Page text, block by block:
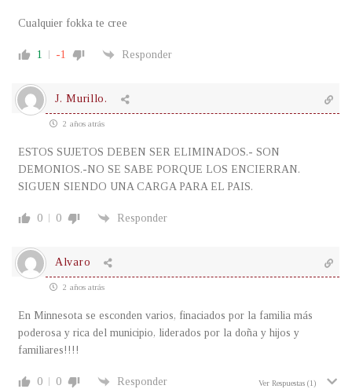
Cualquier fokka te cree
1 -1 Responder
J. Murillo.
2 años atrás
ESTOS SUJETOS DEBEN SER ELIMINADOS.- SON
DEMONIOS.-NO SE SABE PORQUE LOS ENCIERRAN.
SIGUEN SIENDO UNA CARGA PARA EL PAIS.
0 0 Responder
Alvaro
2 años atrás
En Minnesota se esconden varios, finaciados por la familia más
poderosa y rica del municipio, liderados por la doña y hijos y
familiares!!!!
0 0 Responder Ver Respuestas (1)